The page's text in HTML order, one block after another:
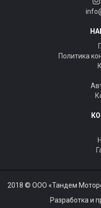
Политика
2018 © ООО «Тандем
Разработка и